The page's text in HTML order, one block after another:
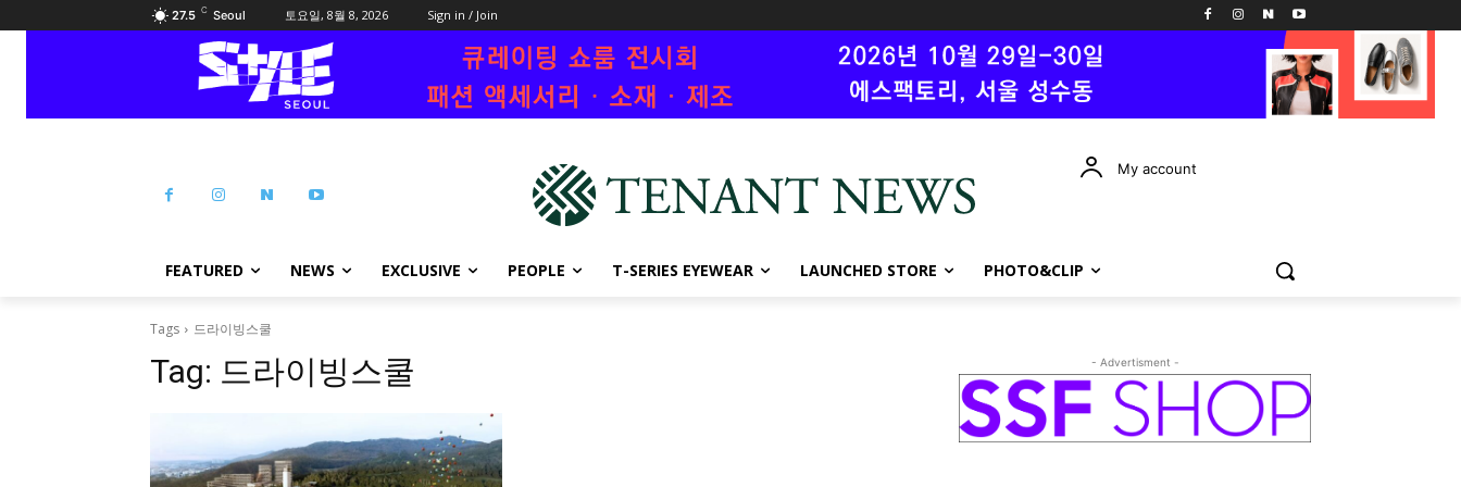
27.5 C Seoul 토요일, 8월 8, 2026 Sign in / Join
My account
FEATURED NEWS EXCLUSIVE PEOPLE T-SERIES EYEWEAR LAUNCHED STORE PHOTO&CLIP
Tags 드라이빙스쿨
Tag: 드라이빙스쿨 - Advertisment -